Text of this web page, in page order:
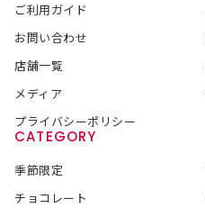
ご利用ガイド
お問い合わせ
店舗一覧
メディア
プライバシーポリシー
CATEGORY
季節限定
チョコレート